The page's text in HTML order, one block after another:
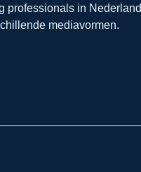
professionals in Nederland
mediavormen.